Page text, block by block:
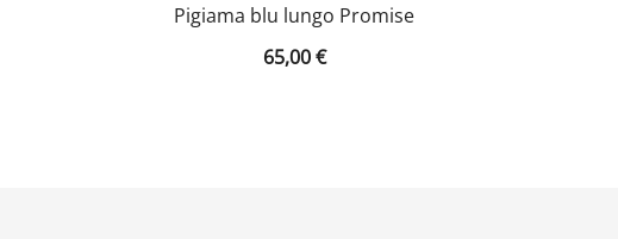
Pigiama blu lungo Promise
65,00€